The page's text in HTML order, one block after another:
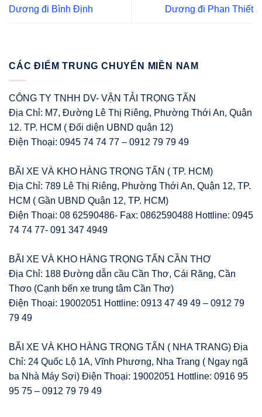
Dương đi Bình Định
Dương đi Phan Thiết
CÁC ĐIỂM TRUNG CHUYỂN MIỀN NAM
CÔNG TY TNHH DV- VẬN TẢI TRỌNG TẤN
Địa Chỉ: M7, Đường Lê Thị Riêng, Phường Thới An, Quận
12. TP. HCM ( Đối diện UBND quận 12)
Điện Thoại: 0945 74 74 77 – 0912 79 79 49
BÃI XE VÀ KHO HÀNG TRỌNG TẤN ( TP. HCM)
Địa Chỉ: 789 Lê Thị Riêng, Phường Thới An, Quận 12, TP.
HCM ( Gần UBND Quận 12, TP. HCM)
Điện Thoại: 08 62590486- Fax: 0862590488 Hottline: 0945
74 74 77- 091 347 4949
BÃI XE VÀ KHO HÀNG TRỌNG TẤN CẦN THƠ
Địa Chỉ: 188 Đường dẫn cầu Cần Thơ, Cái Răng, Cần
Thơo (Cạnh bến xe trung tâm Cần Thơ)
Điện Thoại: 19002051 Hottline: 0913 47 49 49 – 0912 79
79 49
BÃI XE VÀ KHO HÀNG TRỌNG TẤN ( NHA TRANG) Địa
Chỉ: 24 Quốc Lộ 1A, Vĩnh Phương, Nha Trang ( Ngay ngã
ba Nhà Máy Sợi) Điện Thoại: 19002051 Hottline: 0916 95
95 75 – 0912 79 79 49